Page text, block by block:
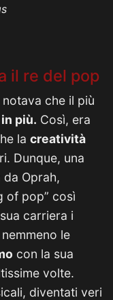
il re del pop
che il più
più. Così, era
la creatività
Dunque, una
Oprah,
of pop” così
carriera i
le
con la sua
volte.
diventati veri